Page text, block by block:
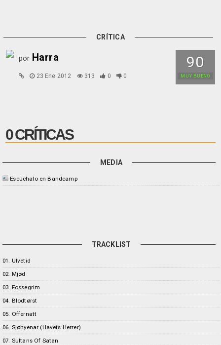
CRÍTICA
90
MUY BUENO
por Harra
23 Ene 2012 313 0 0
0 CRÍTICAS
MEDIA
Escúchalo en Bandcamp
TRACKLIST
01. Ulvetid
02. Mjød
03. Fossegrim
04. Blodtørst
05. Offernatt
06. Sjøhyenar (Havets Herrer)
07. Sultans Of Satan